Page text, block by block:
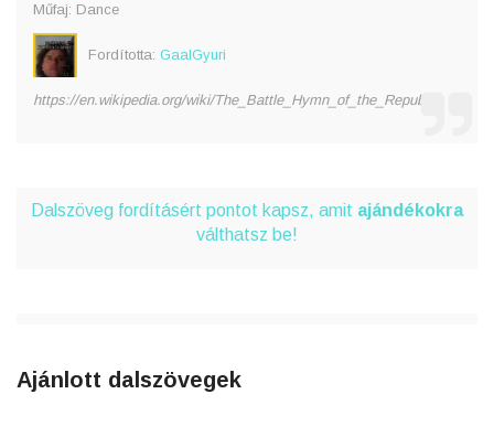
Műfaj: Dance
Fordította: GaalGyuri
https://en.wikipedia.org/wiki/The_Battle_Hymn_of_the_Republic
Dalszöveg fordításért pontot kapsz, amit ajándékokra
válthatsz be!
Ajánlott dalszövegek